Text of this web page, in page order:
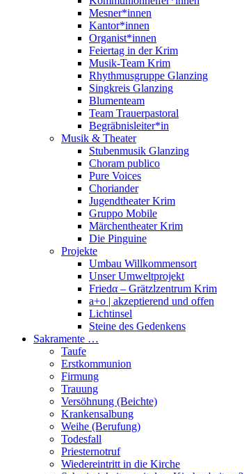
Mesner*innen
Kantor*innen
Organist*innen
Feiertag in der Krim
Musik-Team Krim
Rhythmusgruppe Glanzing
Singkreis Glanzing
Blumenteam
Team Trauerpastoral
Begräbnisleiter*in
Musik & Theater
Stubenmusik Glanzing
Choram publico
Pure Voices
Choriander
Jugendtheater Krim
Gruppo Mobile
Märchentheater Krim
Die Pinguine
Projekte
Umbau Willkommensort
Unser Umweltprojekt
Friedα – Grätzlzentrum Krim
a+o | akzeptierend und offen
Lichtinsel
Steine des Gedenkens
Sakramente …
Taufe
Erstkommunion
Firmung
Trauung
Versöhnung (Beichte)
Krankensalbung
Weihe (Berufung)
Todesfall
Priesternotruf
Wiedereintritt in die Kirche